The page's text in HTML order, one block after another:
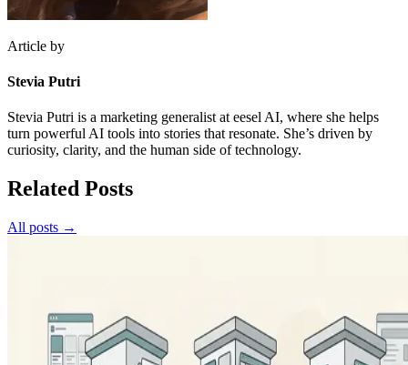
Article by
Stevia Putri
Stevia Putri is a marketing generalist at eesel AI, where she helps
turn powerful AI tools into stories that resonate. She’s driven by
curiosity, clarity, and the human side of technology.
Related Posts
All posts →